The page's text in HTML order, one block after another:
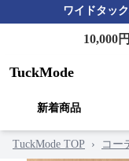
ワイドタッ
10,000
TuckMode
新着商品
TuckMode TOP › コー